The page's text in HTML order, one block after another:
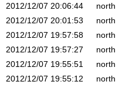
2012/12/07 20:06:44
north
2012/12/07 20:01:53
north
2012/12/07 19:57:58
north
2012/12/07 19:57:27
north
2012/12/07 19:55:51
north
2012/12/07 19:55:12
north